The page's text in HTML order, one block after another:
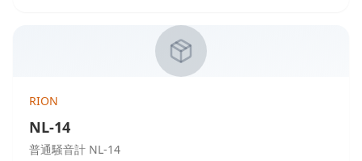
RION
NL-14
普通騒音計 NL-14